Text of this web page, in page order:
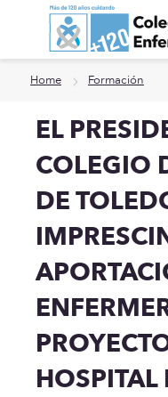
Ir a contenido principal
Home Formación
EL
COLEGIO
DE
HOSPITAL